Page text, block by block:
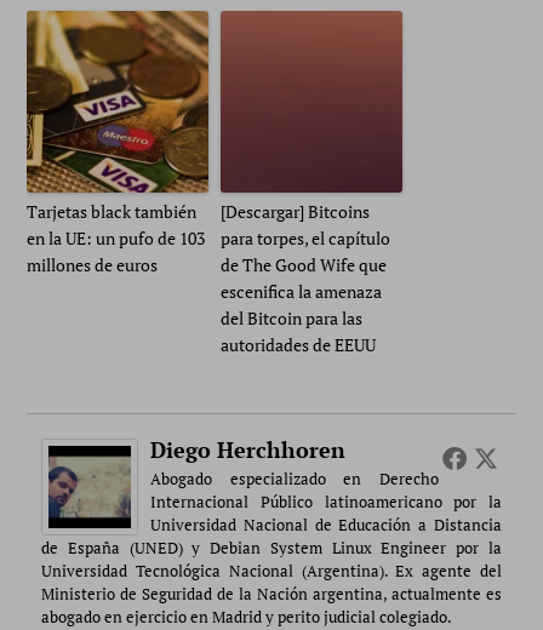
Tarjetas black también
en la UE: un pufo de 103
millones de euros
[Descargar] Bitcoins
para torpes, el capítulo
de The Good Wife que
escenifica la amenaza
del Bitcoin para las
autoridades de EEUU
Diego Herchhoren
Abogado especializado en Derecho
Internacional Público latinoamericano por la
Universidad Nacional de Educación a Distancia
de España (UNED) y Debian System Linux Engineer por la
Universidad Tecnológica Nacional (Argentina). Ex agente del
Ministerio de Seguridad de la Nación argentina, actualmente es
abogado en ejercicio en Madrid y perito judicial colegiado.